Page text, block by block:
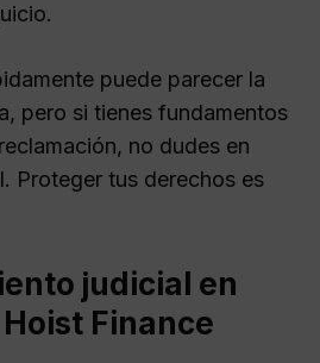
puede parecer la
pero si tienes fundamentos
no dudes en
Proteger tus derechos es
judicial en
Finance